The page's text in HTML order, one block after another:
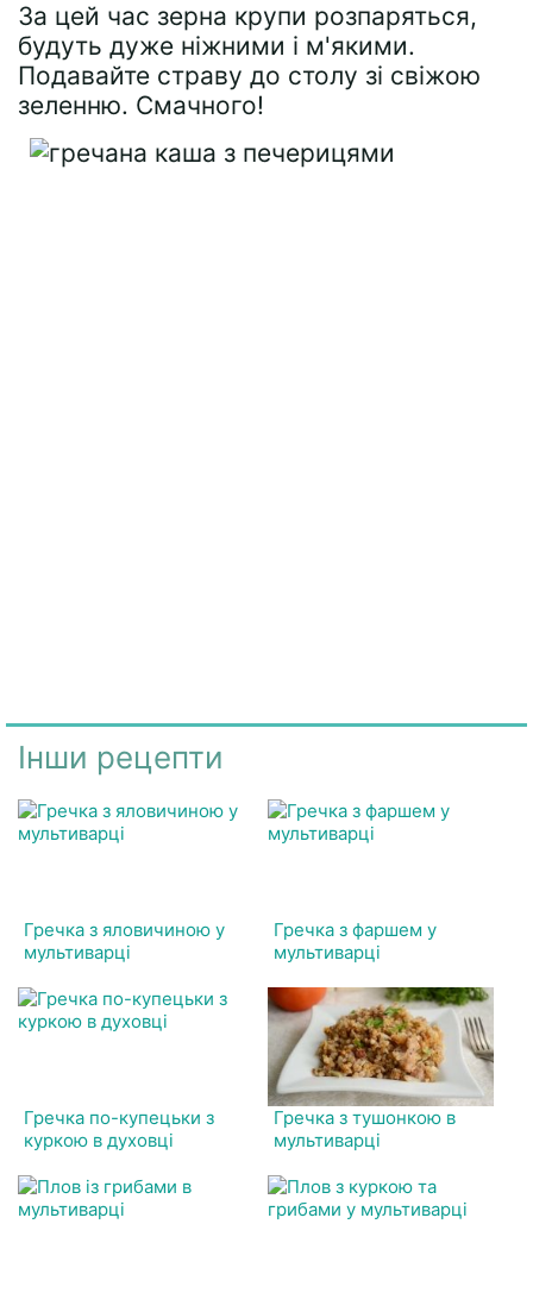
За цей час зерна крупи розпаряться,
будуть дуже ніжними і м'якими.
Подавайте страву до столу зі свіжою
зеленню. Смачного!
Інши рецепти
Гречка з яловичиною у
мультиварці
Гречка з фаршем у
мультиварці
Гречка по-купецьки з
куркою в духовці
Гречка з тушонкою в
мультиварці